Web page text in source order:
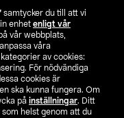
samtycker du till att vi
enhet enligt vår
vår webbplats,
våra
av cookies:
För nödvändiga
cookies är
ska kunna fungera. Om
på inställningar. Ditt
helst genom att du